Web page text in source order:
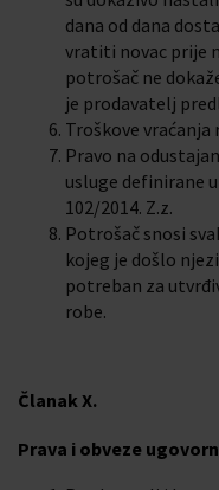
dana od dana
vratiti novac prije
potrošač ne
je prodavatelj
Troškove
Pravo na
usluge definirane
102/2014. Z.z.
Potrošač snosi
kojeg je došlo
potreban za
robe.
Članak X.
Prava i obveze